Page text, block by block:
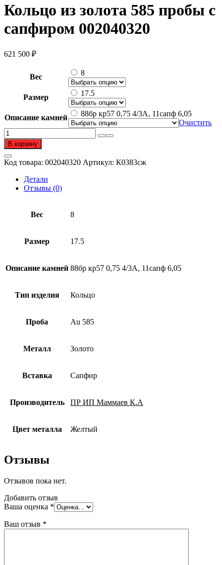
Кольцо из золота 585 пробы с
сапфиром 002040320
621 500 ₽
Вес 8
Размер 17.5
Описание камней
88бр кр57 0,75 4/3А, 11сапф 6,05
Очистить
Количество
товара
Кольцо
из
золота
пробы
В корзину
Код товара: 002040320 Артикул: К0383сж
Детали
Отзывы (0)
Вес 8
Размер 17.5
Описание камней 88бр кр57 0,75 4/3А, 11сапф 6,05
Тип изделия Кольцо
Проба Au 585
Металл Золото
Вставка Сапфир
Производитель ПР ИП Маммаев К.А
Цвет металла Желтый
Отзывы
Отзывов пока нет.
Добавить отзыв
Ваша оценка *
Ваш отзыв *